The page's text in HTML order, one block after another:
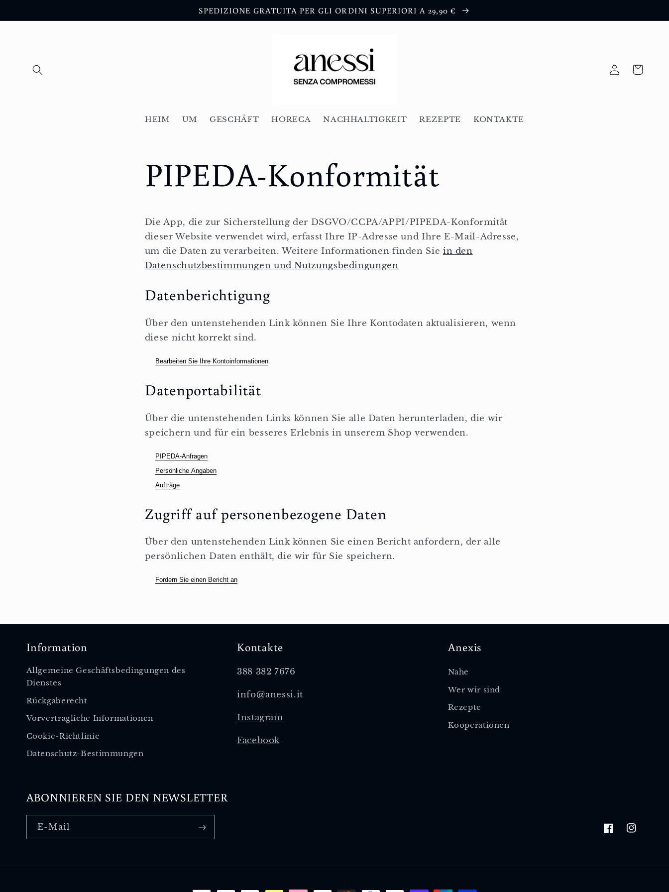
Inhalt
SPEDIZIONE GRATUITA PER GLI ORDINI SUPERIORI A 29,90 €
HEIM UM GESCHÄFT HORECA NACHHALTIGKEIT REZEPTE KONTAKTE
Einloggen
Warenkorb
PIPEDA-Konformität
Die App, die zur Sicherstellung der DSGVO/CCPA/APPI/PIPEDA-Konformität
dieser Website verwendet wird, erfasst Ihre IP-Adresse und Ihre E-Mail-Adresse,
um die Daten zu verarbeiten. Weitere Informationen finden Sie in den
Datenschutzbestimmungen und Nutzungsbedingungen
Datenberichtigung
Über den untenstehenden Link können Sie Ihre Kontodaten aktualisieren, wenn
diese nicht korrekt sind.
Bearbeiten Sie Ihre Kontoinformationen
Datenportabilität
Über die untenstehenden Links können Sie alle Daten herunterladen, die wir
speichern und für ein besseres Erlebnis in unserem Shop verwenden.
PIPEDA-Anfragen
Persönliche Angaben
Aufträge
Zugriff auf personenbezogene Daten
Über den untenstehenden Link können Sie einen Bericht anfordern, der alle
persönlichen Daten enthält, die wir für Sie speichern.
Fordern Sie einen Bericht an
Information
Allgemeine Geschäftsbedingungen des
Dienstes
Rückgaberecht
Vorvertragliche Informationen
Cookie-Richtlinie
Datenschutz-Bestimmungen
Kontakte
388 382 7676
info@anessi.it
Instagram
Facebook
Anexis
Nahe
Wer wir sind
Rezepte
Kooperationen
ABONNIEREN SIE DEN NEWSLETTER
E-Mail
FacebookInstagram